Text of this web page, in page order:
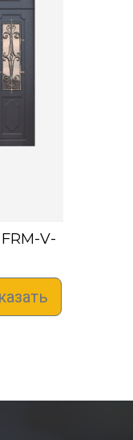
FRM-V-